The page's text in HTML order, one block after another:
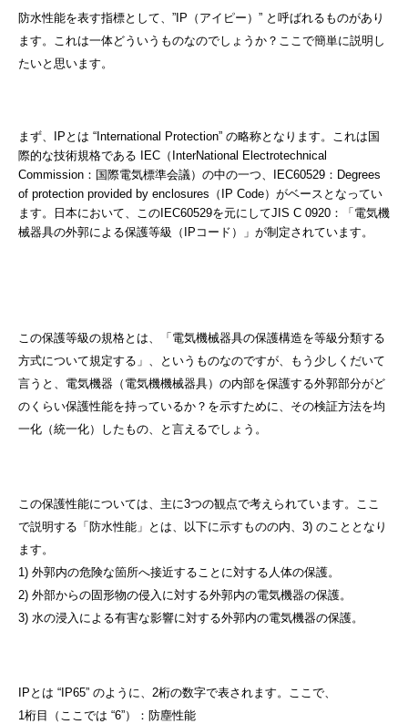
防水性能を表す指標として、”IP（アイピー）” と呼ばれるものがあり
ます。これは一体どういうものなのでしょうか？ここで簡単に説明し
たいと思います。
まず、IPとは “International Protection” の略称となります。これは国
際的な技術規格である IEC（InterNational Electrotechnical
Commission：国際電気標準会議）の中の一つ、IEC60529：Degrees
of protection provided by enclosures（IP Code）がベースとなってい
ます。日本において、このIEC60529を元にしてJIS C 0920：「電気機
械器具の外郭による保護等級（IPコード）」が制定されています。
この保護等級の規格とは、「電気機械器具の保護構造を等級分類する
方式について規定する」、というものなのですが、もう少しくだいて
言うと、電気機器（電気機機械器具）の内部を保護する外郭部分がど
のくらい保護性能を持っているか？を示すために、その検証方法を均
一化（統一化）したもの、と言えるでしょう。
この保護性能については、主に3つの観点で考えられています。ここ
で説明する「防水性能」とは、以下に示すものの内、3) のこととなり
ます。
1) 外郭内の危険な箇所へ接近することに対する人体の保護。
2) 外部からの固形物の侵入に対する外郭内の電気機器の保護。
3) 水の浸入による有害な影響に対する外郭内の電気機器の保護。
IPとは “IP65” のように、2桁の数字で表されます。ここで、
1桁目（ここでは “6”）：防塵性能